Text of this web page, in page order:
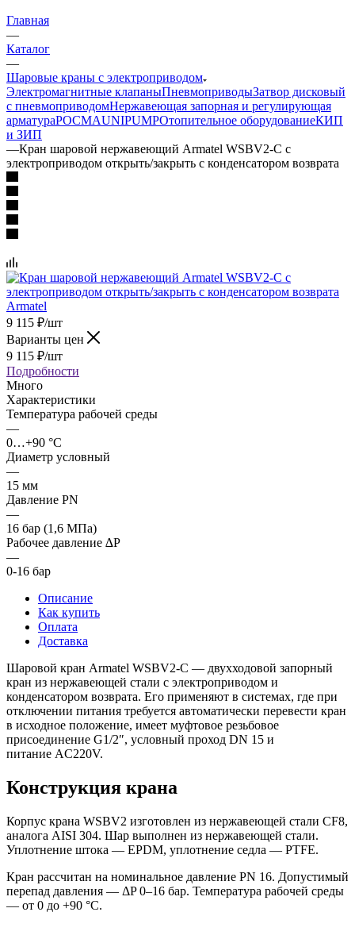
Главная
—
Каталог
—
Шаровые краны с электроприводом
Электромагнитные клапаныПневмоприводыЗатвор дисковый
с пневмоприводомНержавеющая запорная и регулирующая
арматураРОСМАUNIPUMPОтопительное оборудованиеКИП
и ЗИП
—Кран шаровой нержавеющий Armatel WSBV2-С с
электроприводом открыть/закрыть с конденсатором возврата
9 115 ₽/шт
Варианты цен
9 115 ₽/шт
Подробности
Много
Характеристики
Температура рабочей среды
—
0…+90 °C
Диаметр условный
—
15 мм
Давление PN
—
16 бар (1,6 МПа)
Рабочее давление ∆P
—
0-16 бар
Описание
Как купить
Оплата
Доставка
Шаровой кран Armatel WSBV2-С — двухходовой запорный
кран из нержавеющей стали с электроприводом и
конденсатором возврата. Его применяют в системах, где при
отключении питания требуется автоматически перевести кран
в исходное положение, имеет муфтовое резьбовое
присоединение G1/2″, условный проход DN 15 и
питание AC220V.
Конструкция крана
Корпус крана WSBV2 изготовлен из нержавеющей стали CF8,
аналога AISI 304. Шар выполнен из нержавеющей стали.
Уплотнение штока — EPDM, уплотнение седла — PTFE.
Кран рассчитан на номинальное давление PN 16. Допустимый
перепад давления — ΔP 0–16 бар. Температура рабочей среды
— от 0 до +90 °C.